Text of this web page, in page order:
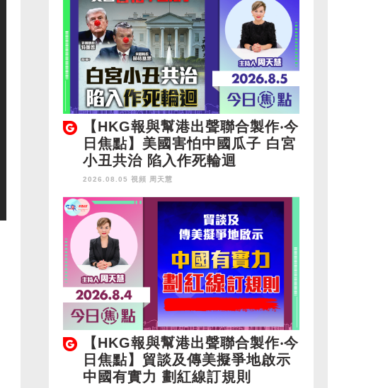
【HKG報與幫港出聲聯合製作‧今
日焦點】美國害怕中國瓜子 白宮
小丑共治 陷入作死輪迴
2026.08.05 視頻 周天慧
【HKG報與幫港出聲聯合製作‧今
日焦點】貿談及傳美擬爭地啟示
中國有實力 劃紅線訂規則